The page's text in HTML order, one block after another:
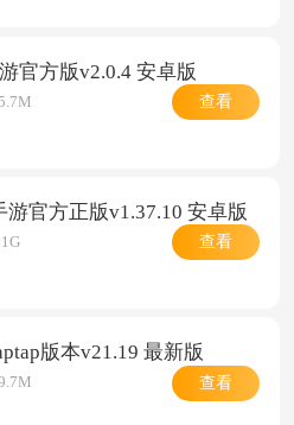
官方版v2.0.4 安卓版
查看
游官方正版v1.37.10 安卓版
查看
版本v21.19 最新版
查看